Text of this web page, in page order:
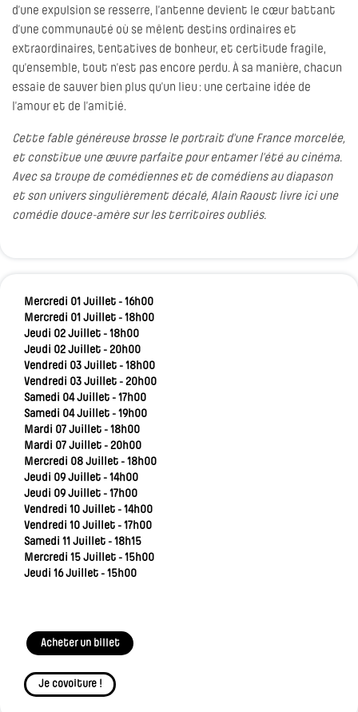
d’une expulsion se resserre, l’antenne devient le cœur battant
d’une communauté où se mêlent destins ordinaires et
extraordinaires, tentatives de bonheur, et certitude fragile,
qu’ensemble, tout n’est pas encore perdu. À sa manière, chacun
essaie de sauver bien plus qu’un lieu : une certaine idée de
l’amour et de l’amitié.
Cette fable généreuse brosse le portrait d'une France morcelée,
et constitue une œuvre parfaite pour entamer l’été au cinéma.
Avec sa troupe de comédiennes et de comédiens au diapason
et son univers singulièrement décalé, Alain Raoust livre ici une
comédie douce-amère sur les territoires oubliés.
Mercredi 01 Juillet - 16h00
Mercredi 01 Juillet - 18h00
Jeudi 02 Juillet - 18h00
Jeudi 02 Juillet - 20h00
Vendredi 03 Juillet - 18h00
Vendredi 03 Juillet - 20h00
Samedi 04 Juillet - 17h00
Samedi 04 Juillet - 19h00
Mardi 07 Juillet - 18h00
Mardi 07 Juillet - 20h00
Mercredi 08 Juillet - 18h00
Jeudi 09 Juillet - 14h00
Jeudi 09 Juillet - 17h00
Vendredi 10 Juillet - 14h00
Vendredi 10 Juillet - 17h00
Samedi 11 Juillet - 18h15
Mercredi 15 Juillet - 15h00
Jeudi 16 Juillet - 15h00
Acheter un billet
Je covoiture !